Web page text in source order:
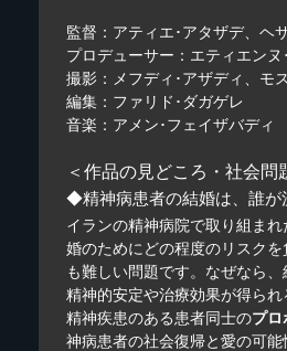
監督：アティエ･アタザデ、ヘ
プロデューサー：エティエン
撮影：メフディ･アザディ、モ
編集：ファリド･ダガゲレ
音楽：アメン･フェイザバディ
＜作品の見どころ・社会問
◆精神病患者の結婚は、誰
イランの精神病院で取り組ま
婚のためにどの程度のリスク
も難しい問題です。なぜなら
精神的安定や治療効果が得ら
精神疾患のある患者同士のプロ
神病患者の社会復帰と愛の可